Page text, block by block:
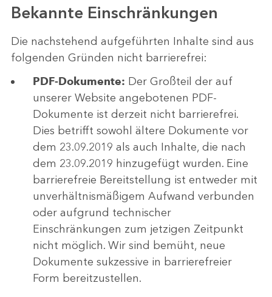
Bekannte Einschränkungen
Die nachstehend aufgeführten Inhalte sind aus
folgenden Gründen nicht barrierefrei:
PDF-Dokumente: Der Großteil der auf
unserer Website angebotenen PDF-
Dokumente ist derzeit nicht barrierefrei.
Dies betrifft sowohl ältere Dokumente vor
dem 23.09.2019 als auch Inhalte, die nach
dem 23.09.2019 hinzugefügt wurden. Eine
barrierefreie Bereitstellung ist entweder mit
unverhältnismäßigem Aufwand verbunden
oder aufgrund technischer
Einschränkungen zum jetzigen Zeitpunkt
nicht möglich. Wir sind bemüht, neue
Dokumente sukzessive in barrierefreier
Form bereitzustellen.